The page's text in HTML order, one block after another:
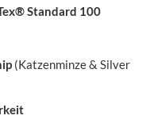
Standard 100
(Katzenminze & Silver